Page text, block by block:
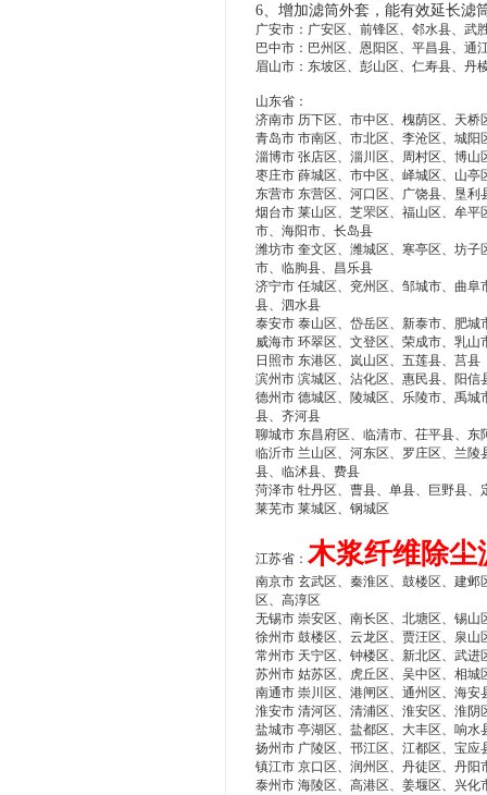
6、增加滤筒外套，能有效延长滤
广安市：广安区、前锋区、邻水县、武
巴中市：巴州区、恩阳区、平昌县、通
眉山市：东坡区、彭山区、仁寿县、丹
山东省：
济南市 历下区、市中区、槐荫区、天
青岛市 市南区、市北区、李沧区、城
淄博市 张店区、淄川区、周村区、博
枣庄市 薛城区、市中区、峄城区、山亭
东营市 东营区、河口区、广饶县、垦利
烟台市 莱山区、芝罘区、福山区、牟
市、海阳市、长岛县
潍坊市 奎文区、潍城区、寒亭区、坊
市、临朐县、昌乐县
济宁市 任城区、兖州区、邹城市、曲
县、泗水县
泰安市 泰山区、岱岳区、新泰市、肥城
威海市 环翠区、文登区、荣成市、乳山
日照市 东港区、岚山区、五莲县、莒县
滨州市 滨城区、沾化区、惠民县、阳信
德州市 德城区、陵城区、乐陵市、禹
县、齐河县
聊城市 东昌府区、临清市、茌平县、
临沂市 兰山区、河东区、罗庄区、兰
县、临沭县、费县
菏泽市 牡丹区、曹县、单县、巨野县
莱芜市 莱城区、钢城区
江苏省： 木浆纤维除尘
南京市 玄武区、秦淮区、鼓楼区、建
区、高淳区
无锡市 崇安区、南长区、北塘区、锡
徐州市 鼓楼区、云龙区、贾汪区、泉
常州市 天宁区、钟楼区、新北区、武进
苏州市 姑苏区、虎丘区、吴中区、相
南通市 崇川区、港闸区、通州区、海
淮安市 清河区、清浦区、淮安区、淮
盐城市 亭湖区、盐都区、大丰区、响
扬州市 广陵区、邗江区、江都区、宝应
镇江市 京口区、润州区、丹徒区、丹阳
泰州市 海陵区、高港区、姜堰区、兴化